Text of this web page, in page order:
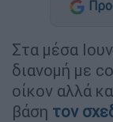
Στα μέσα
διανομή με
οίκον αλλά
βάση τον